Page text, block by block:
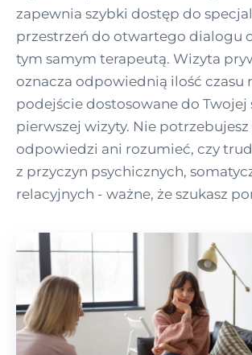
zapewnia szybki dostęp do
przestrzeń do otwartego dialogu
tym samym terapeutą. Wizyta
oznacza odpowiednią ilość czasu
podejście dostosowane do Twojej
pierwszej wizyty. Nie
odpowiedzi ani rozumieć, czy
z przyczyn psychicznych,
relacyjnych - ważne, że szukasz